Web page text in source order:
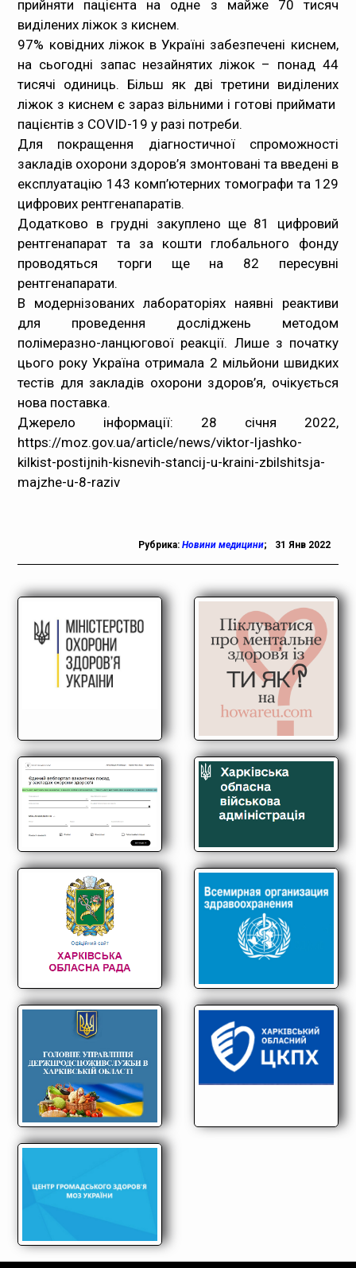
прийняти пацієнта на одне з майже 70 тисяч
виділених ліжок з киснем.
97% ковідних ліжок в Україні забезпечені киснем,
на сьогодні запас незайнятих ліжок – понад 44
тисячі одиниць. Більш як дві третини виділених
ліжок з киснем є зараз вільними і готові приймати
пацієнтів з COVID-19 у разі потреби.
Для покращення діагностичної спроможності
закладів охорони здоров’я змонтовані та введені в
експлуатацію 143 комп’ютерних томографи та 129
цифрових рентгенапаратів.
Додатково в грудні закуплено ще 81 цифровий
рентгенапарат та за кошти глобального фонду
проводяться торги ще на 82 пересувні
рентгенапарати.
В модернізованих лабораторіях наявні реактиви
для проведення досліджень методом
полімеразно-ланцюгової реакції. Лише з початку
цього року Україна отримала 2 мільйони швидких
тестів для закладів охорони здоров’я, очікується
нова поставка.
Джерело інформації: 28 січня 2022,
https://moz.gov.ua/article/news/viktor-ljashko-
kilkist-postijnih-kisnevih-stancij-u-kraini-zbilshitsja-
majzhe-u-8-raziv
Рубрика: Новини медицини; 31 Янв 2022